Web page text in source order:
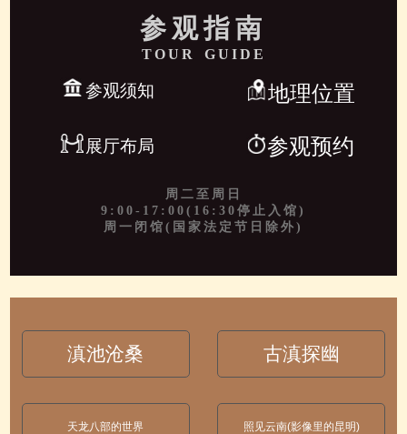
参观指南
TOUR GUIDE
参观须知 地理位置
展厅布局 参观预约
周二至周日
9:00-17:00(16:30停止入馆)
周一闭馆(国家法定节日除外)
滇池沧桑 古滇探幽
天龙八部的世界 照见云南(影像里的昆明)